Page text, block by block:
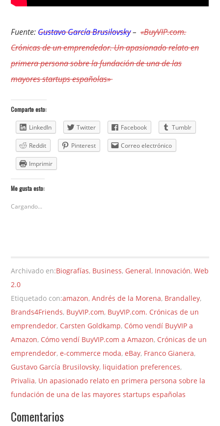
Fuente:Gustavo García Brusilovsky–«BuyVIP.com.
Crónicas de un emprendedor. Un apasionado relato en
primera persona sobre la fundación de una de las
mayores startups españolas»
Comparte esto:
LinkedIn Twitter Facebook Tumblr
Reddit Pinterest Correo electrónico
Imprimir
Me gusta esto:
Cargando...
Archivado en:Biografías, Business, General, Innovación,Web
2.0
Etiquetado con:amazon,Andrés de la Morena, Brandalley,
Brands4Friends, BuyVIP.com, BuyVIP.com. Crónicas de un
emprendedor, Carsten Goldkamp, Cómo vendí BuyVIP a
Amazon, Cómo vendí BuyVIP.com a Amazon, Crónicas de un
emprendedor,e-commerce moda,eBay, Franco Gianera,
Gustavo García Brusilovsky, liquidation preferences,
Privalia, Un apasionado relato en primera persona sobre la
fundación de una de las mayores startups españolas
Comentarios